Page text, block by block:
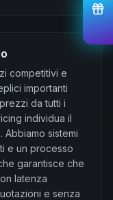
competitivi e
importanti
da tutti i
individua il
sistemi
e un processo
garantisce che
latenza
e senza